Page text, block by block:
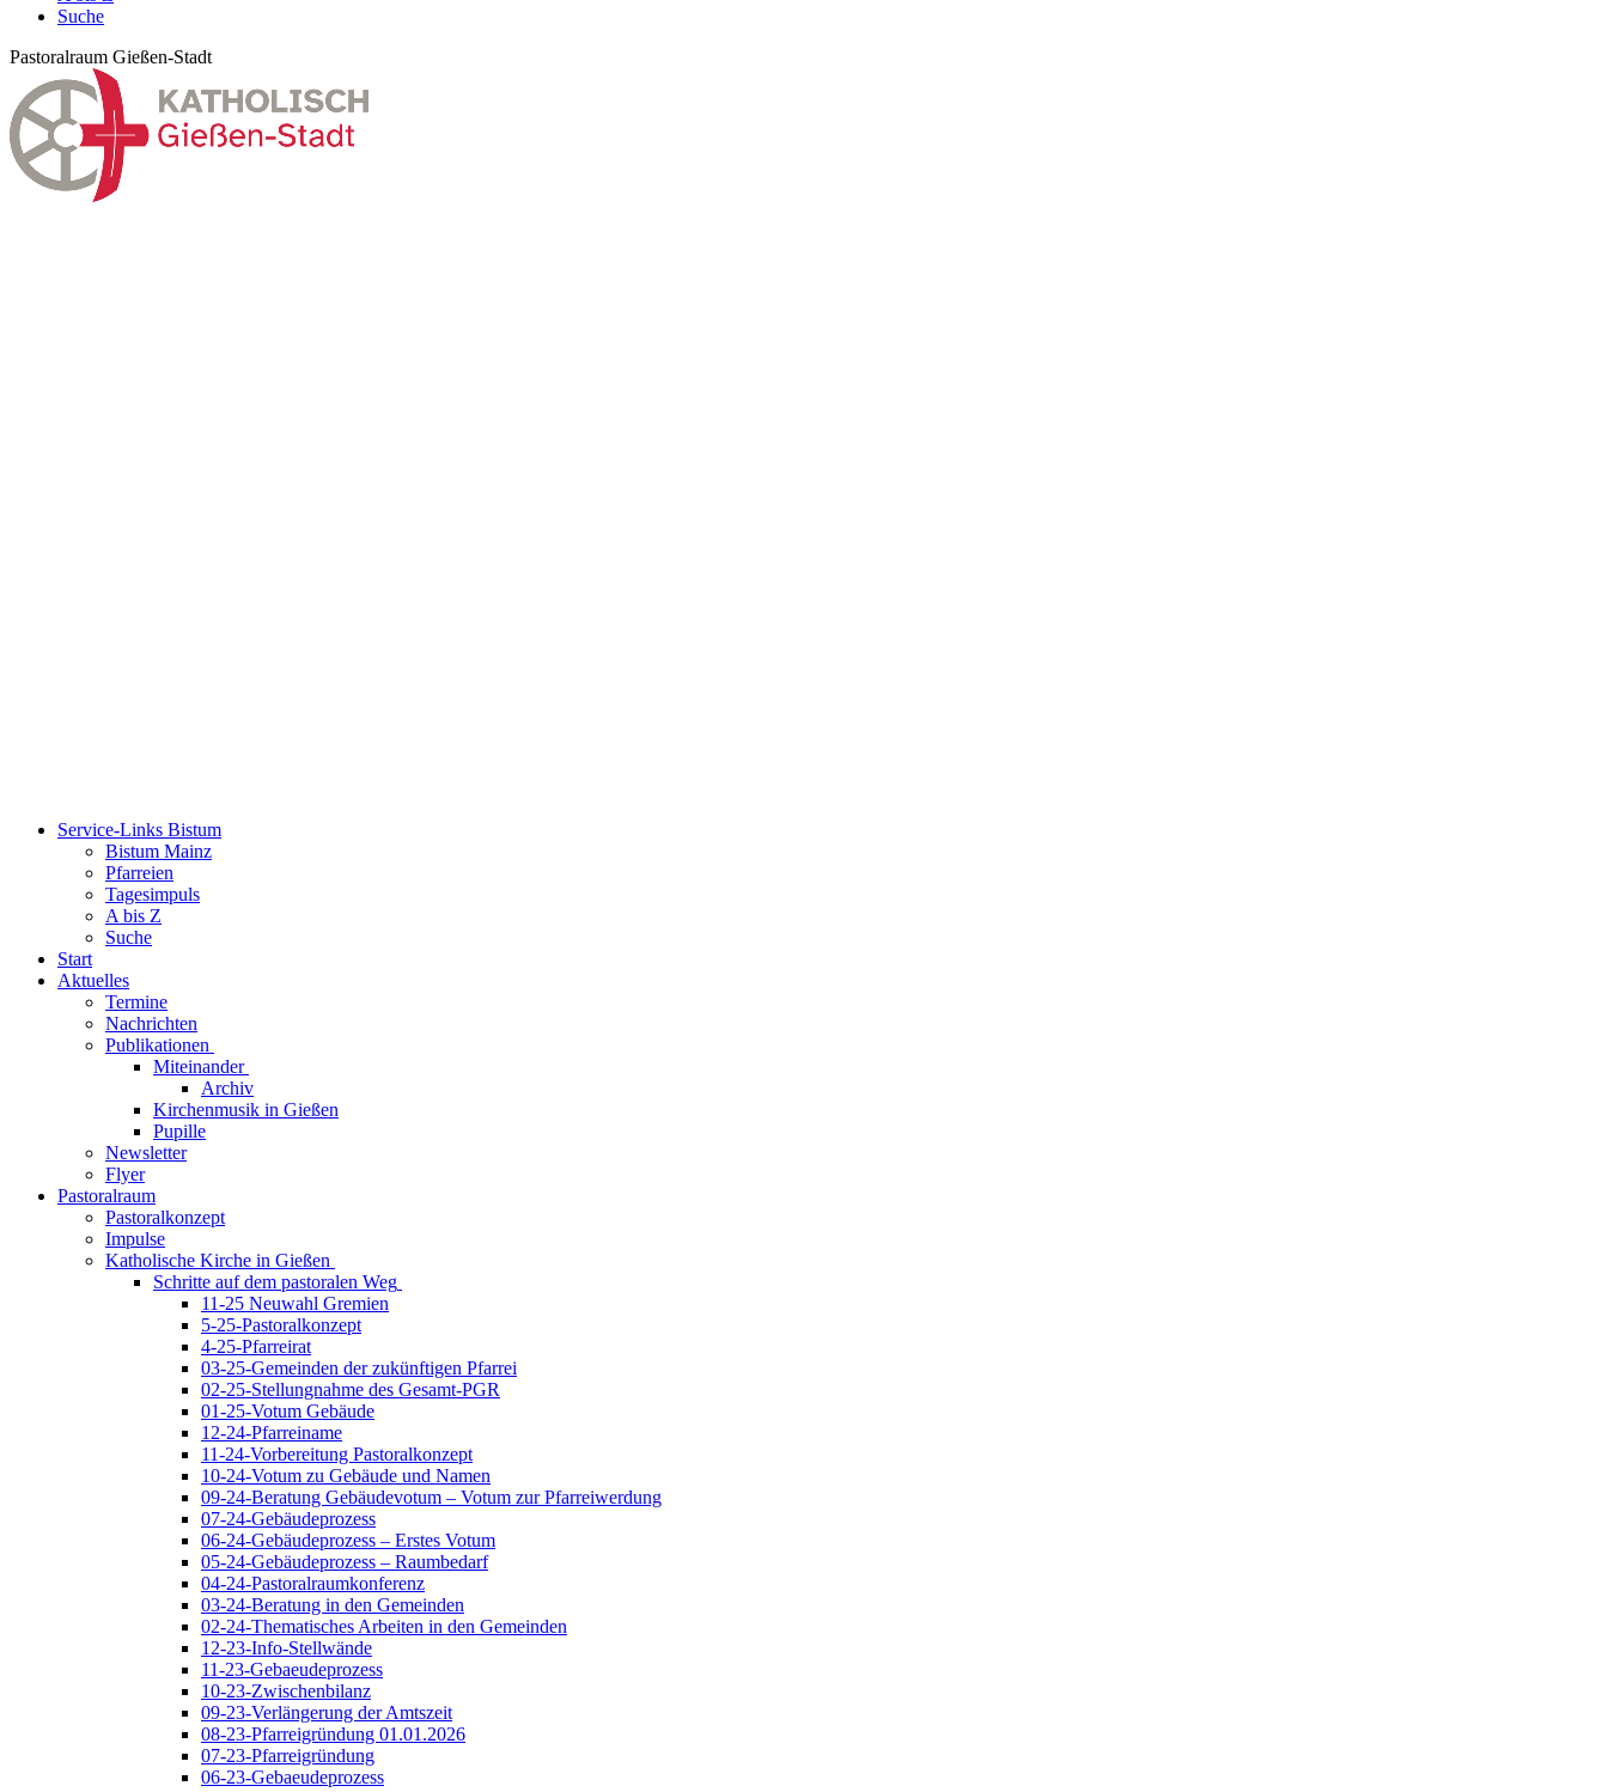
Suche
Pastoralraum Gießen-Stadt
Service-Links Bistum
Bistum Mainz
Pfarreien
Tagesimpuls
A bis Z
Suche
Start
Aktuelles
Termine
Nachrichten
Publikationen
Miteinander
Archiv
Kirchenmusik in Gießen
Pupille
Newsletter
Flyer
Pastoralraum
Pastoralkonzept
Impulse
Katholische Kirche in Gießen
Schritte auf dem pastoralen Weg
11-25 Neuwahl Gremien
5-25-Pastoralkonzept
4-25-Pfarreirat
03-25-Gemeinden der zukünftigen Pfarrei
02-25-Stellungnahme des Gesamt-PGR
01-25-Votum Gebäude
12-24-Pfarreiname
11-24-Vorbereitung Pastoralkonzept
10-24-Votum zu Gebäude und Namen
09-24-Beratung Gebäudevotum – Votum zur Pfarreiwerdung
07-24-Gebäudeprozess
06-24-Gebäudeprozess – Erstes Votum
05-24-Gebäudeprozess – Raumbedarf
04-24-Pastoralraumkonferenz
03-24-Beratung in den Gemeinden
02-24-Thematisches Arbeiten in den Gemeinden
12-23-Info-Stellwände
11-23-Gebaeudeprozess
10-23-Zwischenbilanz
09-23-Verlängerung der Amtszeit
08-23-Pfarreigründung 01.01.2026
07-23-Pfarreigründung
06-23-Gebaeudeprozess